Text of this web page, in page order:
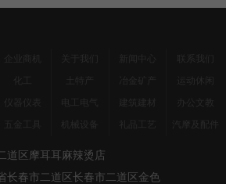
道区摩耳耳麻辣烫店
长春市二道区长春市二道区金色